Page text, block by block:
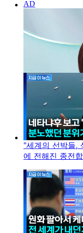
"세계의 선박들,
에 전해진 종전